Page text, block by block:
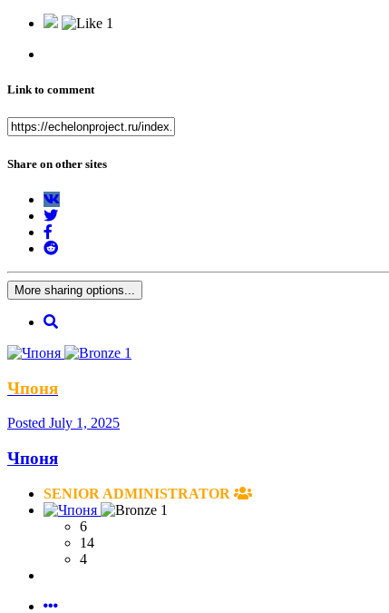
1
Link to comment
Share on other sites
More sharing options...
Чпоня
Posted July 1, 2025
Чпоня
SENIOR ADMINISTRATOR
6
14
4